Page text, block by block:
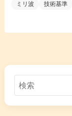
ミリ波
技術基準